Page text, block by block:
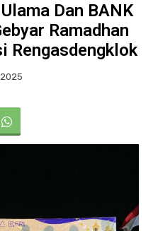
Dan BANK
Ramadhan
Rengasdengklok